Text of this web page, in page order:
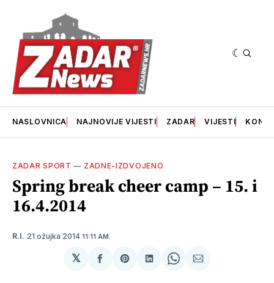
NASLOVNICA NAJNOVIJE VIJESTI ZADAR VIJESTI
ZADAR SPORT — ZADNE-IZDVOJENO
Spring break cheer camp – 15. i
16.4.2014
R.I. 21 ožujka 2014 11:11 AM.
𝕏
podijeliSharepodijeliSharepodijeli